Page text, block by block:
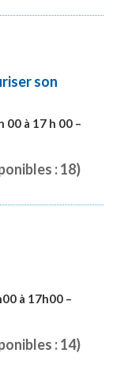
son
00 à 17 h 00 –
: 18)
à 17h00 –
: 14)